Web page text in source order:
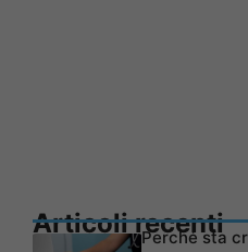
Articoli recenti
Perché sta